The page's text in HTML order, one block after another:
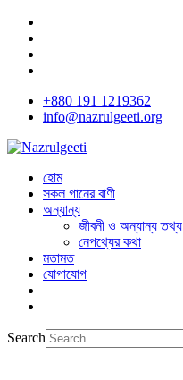
+880 191 1219362
info@nazrulgeeti.org
হোম
সকল গানের বাণী
অন্যান্য
জীবনী ও অন্যান্য তথ্য
নেপথ্যের কথা
মতামত
যোগাযোগ
Search